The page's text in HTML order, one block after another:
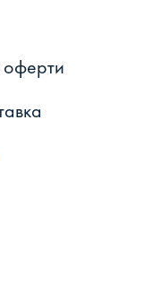
оферти